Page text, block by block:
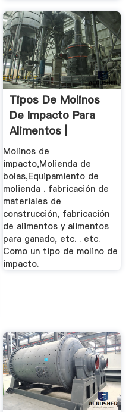
Tipos De Molinos
De Impacto Para
Alimentos |
Trituradoras ...
Molinos de
impacto,Molienda de
bolas,Equipamiento de
molienda . fabricación de
materiales de
construcción, fabricación
de alimentos y alimentos
para ganado, etc. . etc.
Como un tipo de molino de
impacto.